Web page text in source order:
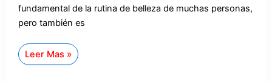
fundamental de la rutina de belleza de muchas personas,
pero también es
Leer Mas »